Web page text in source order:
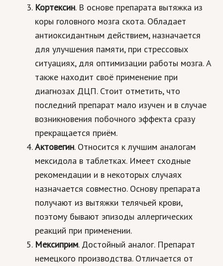
Кортексин. В основе препарата вытяжка из
коры головного мозга скота. Обладает
антиоксидантным действием, назначается
для улучшения памяти, при стрессовых
ситуациях, для оптимизации работы мозга. А
также находит своё применение при
диагнозах ДЦП. Стоит отметить, что
последний препарат мало изучен и в случае
возникновения побочного эффекта сразу
прекращается приём.
Актовегин. Относится к лучшим аналогам
мексидола в таблетках. Имеет сходные
рекомендации и в некоторых случаях
назначается совместно. Основу препарата
получают из вытяжки телячьей крови,
поэтому бывают эпизоды аллергических
реакций при применении.
Мексиприм. Достойный аналог. Препарат
немецкого производства. Отличается от